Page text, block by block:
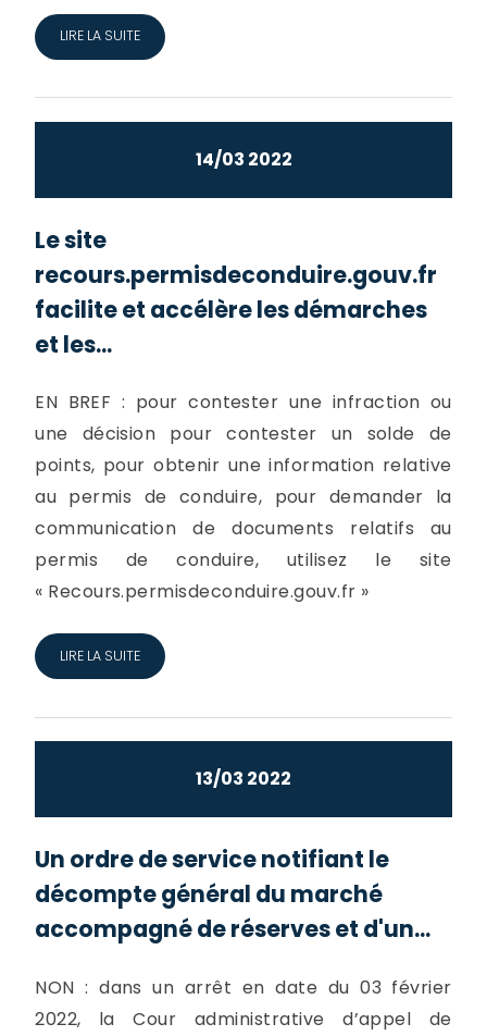
LIRE LA SUITE
14/03 2022
Le site
recours.permisdeconduire.gouv.fr
facilite et accélère les démarches
et les...
EN BREF : pour contester une infraction ou
une décision pour contester un solde de
points, pour obtenir une information relative
au permis de conduire, pour demander la
communication de documents relatifs au
permis de conduire, utilisez le site
« Recours.permisdeconduire.gouv.fr »
LIRE LA SUITE
13/03 2022
Un ordre de service notifiant le
décompte général du marché
accompagné de réserves et d'un...
NON : dans un arrêt en date du 03 février
2022, la Cour administrative d’appel de